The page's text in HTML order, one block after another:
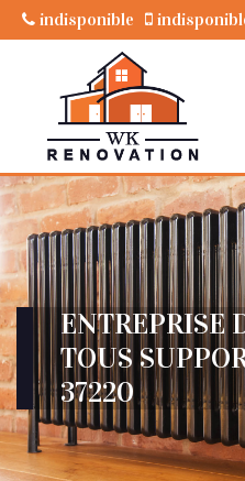
indisponible
ENTREPRISE
TOUS
37220